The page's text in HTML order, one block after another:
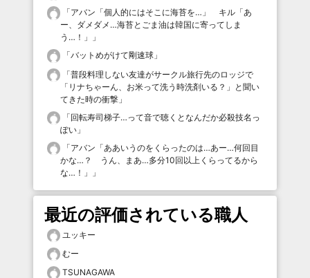
「アバン「個人的にはそこに海苔を…」 キル「あ
ー、ダメダメ…海苔とごま油は韓国に寄ってしま
う…！」
」
「バットめがけて剛速球 」
「普段料理しない友達がサークル旅行先のロッジで
「リナちゃーん、お米って洗う時洗剤いる？」と聞い
てきた時の衝撃 」
「回転寿司梯子…って音で聴くとなんだか必殺技名っ
ぽい 」
「アバン「ああいうのをくらったのは…あー…何回目
かな…？ うん、まあ…多分10回以上くらってるから
な…！」
」
最近の評価されている職人
ユッキー
むー
TSUNAGAWA